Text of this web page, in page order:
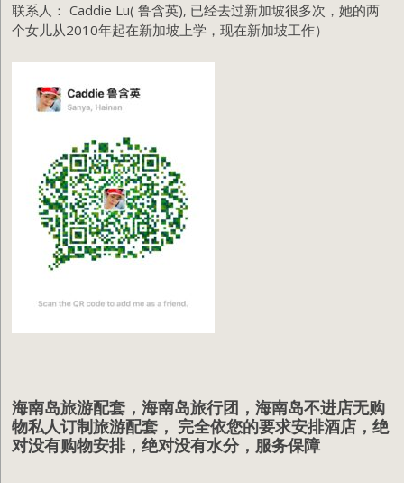
联系人： Caddie Lu( 鲁含英), 已经去过新加坡很多次，她的两
个女儿从2010年起在新加坡上学，现在新加坡工作）
海南岛旅游配套，海南岛旅行团，海南岛不进店无购
物私人订制旅游配套， 完全依您的要求安排酒店，绝
对没有购物安排，绝对没有水分，服务保障